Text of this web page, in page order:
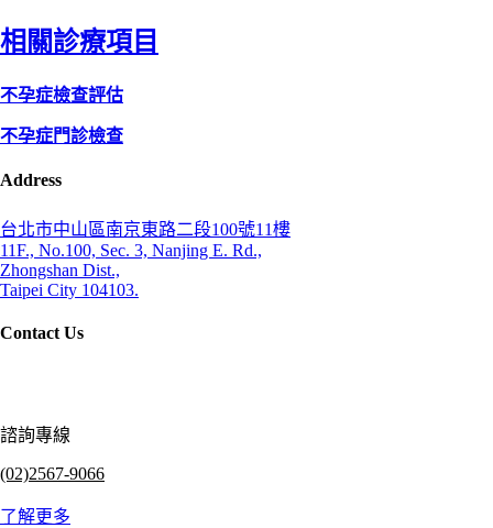
相關診療項目
不孕症檢查評估
不孕症門診檢查
Address
台北市中山區南京東路二段100號11樓
11F., No.100, Sec. 3, Nanjing E. Rd.,
Zhongshan Dist.,
Taipei City 104103.
Contact Us
諮詢專線
(02)2567-9066
了解更多